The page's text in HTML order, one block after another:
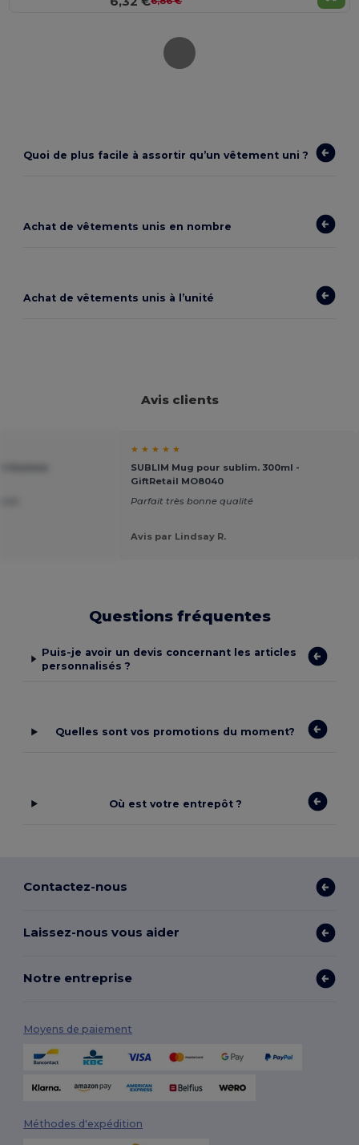
Quoi de plus facile à assortir qu’un vêtement uni ?
Achat de vêtements unis en nombre
Achat de vêtements unis à l’unité
Avis clients
★ ★ ★ ★ ★
SUBLIM Mug pour sublim. 300ml -
GiftRetail MO8040
Parfait très bonne qualité
Avis par Lindsay R.
Questions fréquentes
Puis-je avoir un devis concernant les articles
personnalisés ?
Quelles sont vos promotions du moment?
Où est votre entrepôt ?
Contactez-nous
Laissez-nous vous aider
Notre entreprise
Moyens de paiement
Méthodes d'expédition